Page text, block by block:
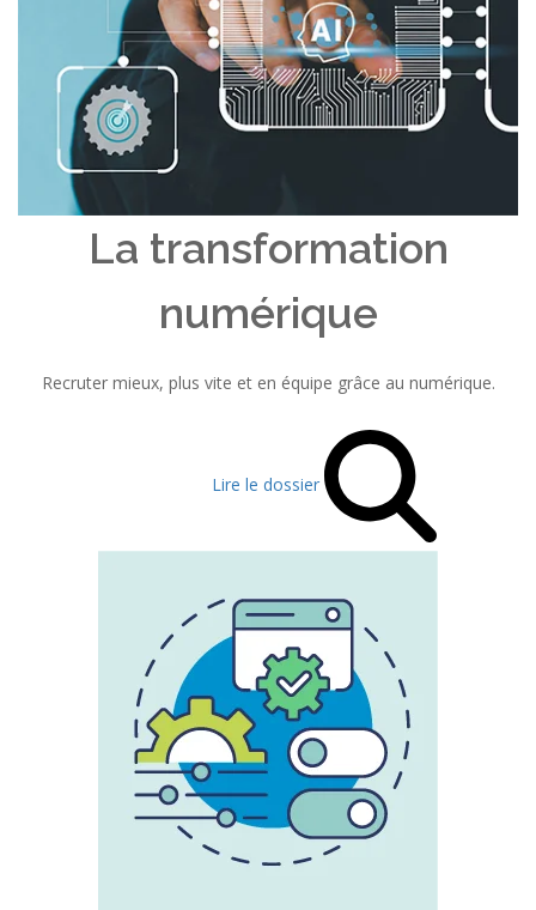
La transformation
numérique
Recruter mieux, plus vite et en équipe grâce au numérique.
Lire le dossier